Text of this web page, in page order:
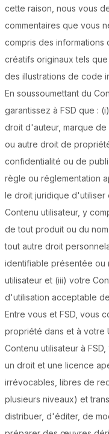
cette raison, nous vous
commentaires que vous
compris des informations
créatifs originaux tels
des illustrations de code
En soussoumettant du
garantissez à FSD que :
droit d'auteur, marque
ou autre droit de
confidentialité ou de
règle ou réglementation
le droit juridique d'utiliser
Contenu utilisateur, y
de tout produit ou du
tout autre droit
identifiable présentée ou
utilisateur et (iii) votre
d'utilisation acceptable
Entre vous et FSD, vous
propriété dans et à votre
Contenu utilisateur à
un droit et une licence
irrévocables, libres de
plusieurs niveaux) et
distribuer, d'éditer, de